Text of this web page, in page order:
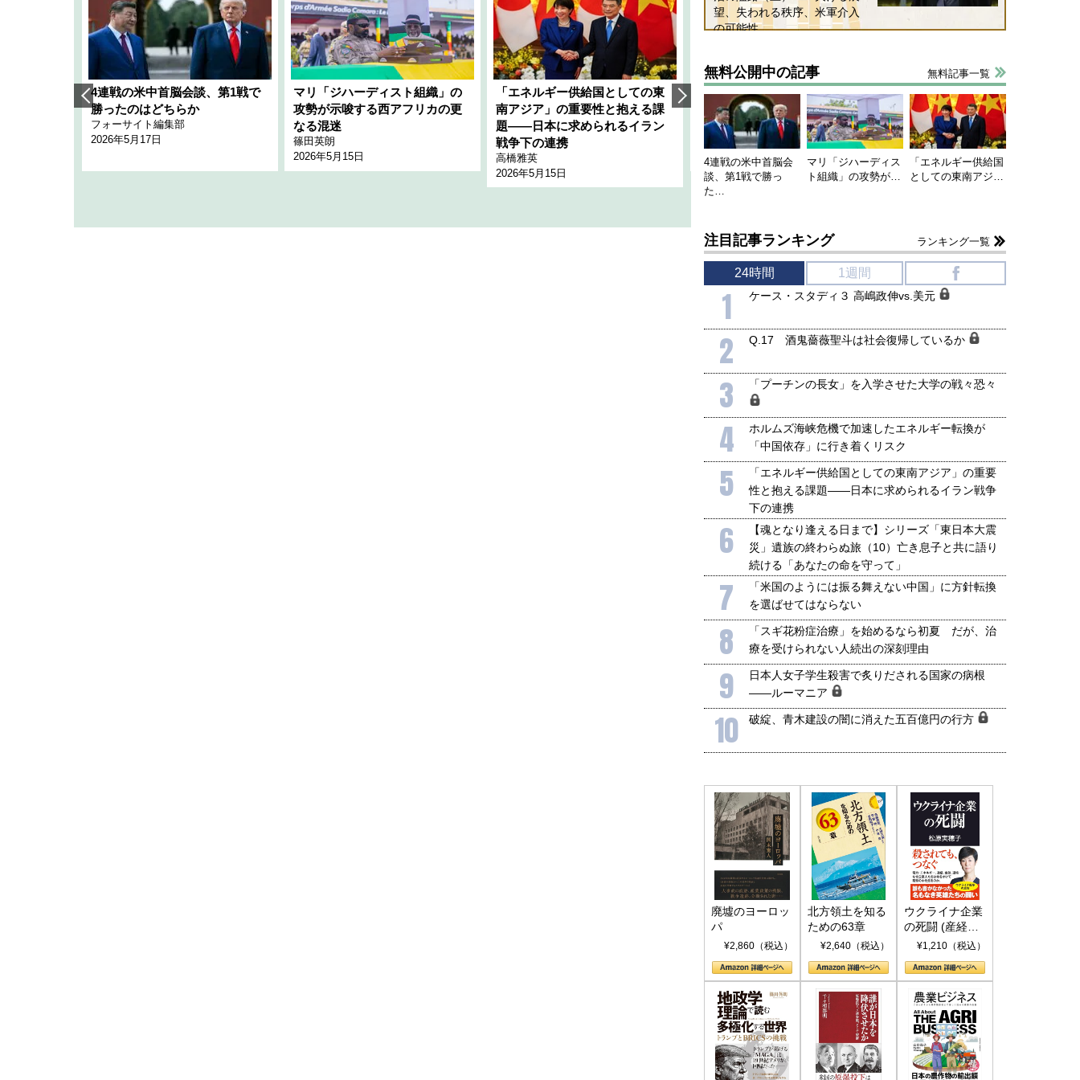
4連戦の米中首脳会談、第1戦で
勝ったのはどちらか
フォーサイト編集部
2026年5月17日
マリ「ジハーディスト組織」の
攻勢が示唆する西アフリカの更
なる混迷
篠田英朗
2026年5月15日
「エネルギー供給国としての東
南アジア」の重要性と抱える課
題――日本に求められるイラン
戦争下の連携
高橋雅英
2026年5月15日
韓国にも理解してほしい「極東
1905年体制」における日米韓安
全保障協力の意味
千々和泰明
2026年5月15日
ホルムズ海峡危機で加速したエ
ネルギー転換が「中国依存」に
行き着くリスク
小山堅
2026年5月14日
望、失われる秩序、米軍介入
の可能性
無料公開中の記事 無料記事一覧
4連戦の米中首脳会
談、第1戦で勝っ
た…
マリ「ジハーディス
ト組織」の攻勢が…
「エネルギー供給国
としての東南アジ…
注目記事ランキング ランキング一覧
24時間 1週間
1 ケース・スタディ３ 高嶋政伸vs.美元
2 Q.17 酒鬼薔薇聖斗は社会復帰しているか
3 「プーチンの長女」を入学させた大学の戦々恐々
4
ホルムズ海峡危機で加速したエネルギー転換が
「中国依存」に行き着くリスク
5
「エネルギー供給国としての東南アジア」の重要
性と抱える課題――日本に求められるイラン戦争
下の連携
6
【魂となり逢える日まで】シリーズ「東日本大震
災」遺族の終わらぬ旅（10）亡き息子と共に語り
続ける「あなたの命を守って」
7
「米国のようには振る舞えない中国」に方針転換
を選ばせてはならない
8
「スギ花粉症治療」を始めるなら初夏 だが、治
療を受けられない人続出の深刻理由
9
日本人女子学生殺害で炙りだされる国家の病根
――ルーマニア
10 破綻、青木建設の闇に消えた五百億円の行方
廃墟のヨーロッ
パ
¥2,860（税込）
北方領土を知る
ための63章
¥2,640（税込）
ウクライナ企業
の死闘 (産経セ
レクト S 039)
¥1,210（税込）